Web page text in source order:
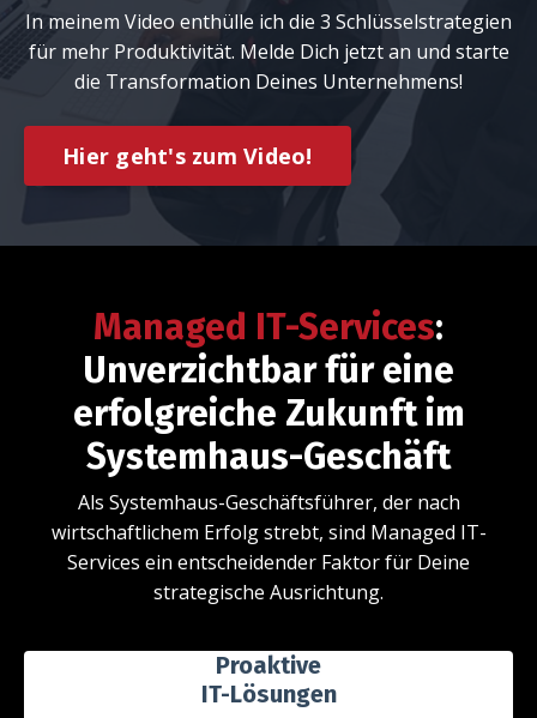
In meinem Video enthülle ich die 3 Schlüsselstrategien
für mehr Produktivität. Melde Dich jetzt an und starte
die Transformation Deines Unternehmens!
Hier geht's zum Video!
Managed IT-Services:
Unverzichtbar für eine
erfolgreiche Zukunft im
Systemhaus-Geschäft
Als Systemhaus-Geschäftsführer, der nach
wirtschaftlichem Erfolg strebt, sind Managed IT-
Services ein entscheidender Faktor für Deine
strategische Ausrichtung.
Proaktive
IT-Lösungen